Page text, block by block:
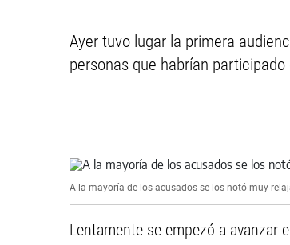
Ayer tuvo lugar la primera
personas que habrían
A la mayoría de los acusados se los notó muy
Lentamente se empezó a avanzar